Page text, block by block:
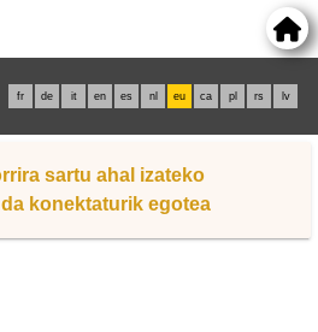
fr de it en es nl eu ca pl rs lv
sartu ahal izateko
konektaturik egotea